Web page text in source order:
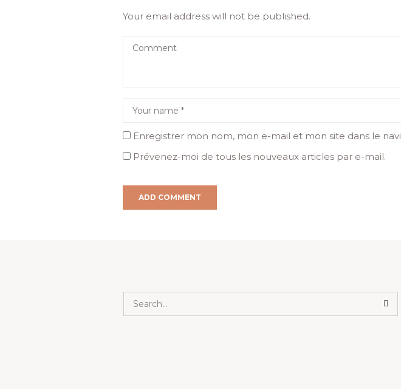
Your email address will not be published.
Enregistrer mon nom, mon e-mail et mon site dans le
Prévenez-moi de tous les nouveaux articles par e-mail.